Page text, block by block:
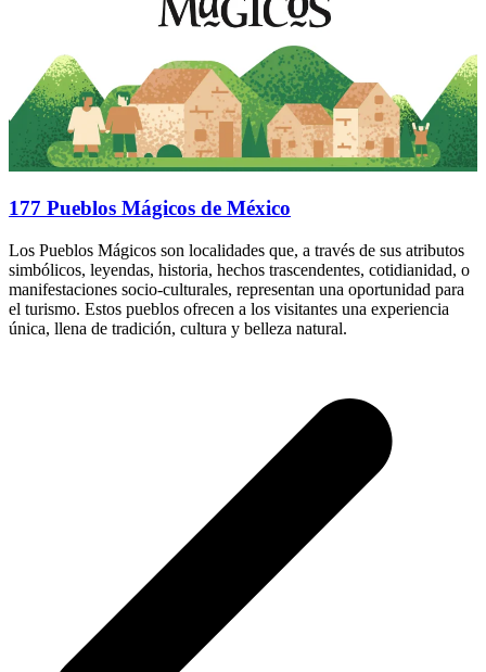
177 Pueblos Mágicos de México
Los Pueblos Mágicos son localidades que, a través de sus atributos
simbólicos, leyendas, historia, hechos trascendentes, cotidianidad, o
manifestaciones socio-culturales, representan una oportunidad para
el turismo. Estos pueblos ofrecen a los visitantes una experiencia
única, llena de tradición, cultura y belleza natural.